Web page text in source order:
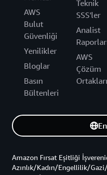
AWS
Bulut
Güvenliği
Yenilikler
Bloglar
Basın
Bültenleri
Teknik
SSS'ler
Analist
AWS
Çözüm
Ortakları
Amazon Fırsat Eşitliği
Azınlık/Kadın/Engellilik/